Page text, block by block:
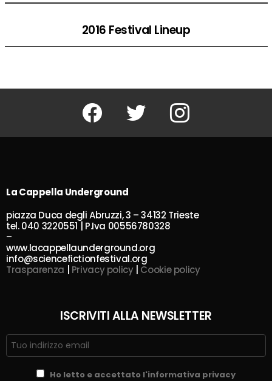
2016 Festival Lineup
Facebook Twitter Instagram
La Cappella Underground
piazza Duca degli Abruzzi, 3 – 34132 Trieste
tel. 040 3220551 | P.Iva 00556780328
–
www.lacappellaunderground.org
info@sciencefictionfestival.org
Trasparenza
Privacy policy| Cookie policy
ISCRIVITI ALLA NEWSLETTER
Ho letto e accettato l'informativa privacy